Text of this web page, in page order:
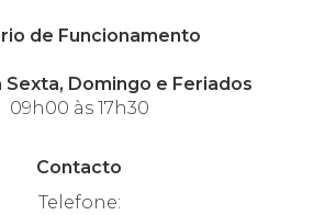
de Funcionamento
Sexta, Domingo e Feriados
09h00 às 17h30
Contacto
Telefone: